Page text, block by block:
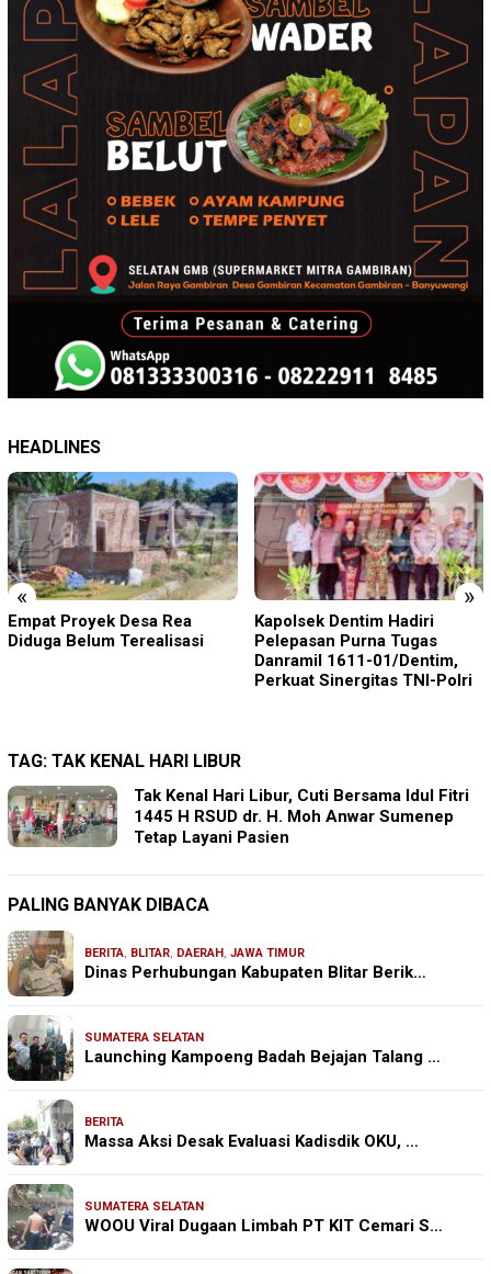
HEADLINES
« »
Kapolsek Dentim Hadiri
Pelepasan Purna Tugas
Polres Jember Masifkan
Edukasi Berkendara Aman di
Titik Rawan Kecelakaan
TAG: TAK KENAL HARI LIBUR
Tak Kenal Hari Libur, Cuti Bersama Idul Fitri
1445 H RSUD dr. H. Moh Anwar Sumenep
Tetap Layani Pasien
PALING BANYAK DIBACA
BERITA, BLITAR, DAERAH , JAWA TIMUR
Dinas Perhubungan Kabupaten Blitar Berik…
SUMATERA SELATAN
Launching Kampoeng Badah Bejajan Talang …
BERITA
Massa Aksi Desak Evaluasi Kadisdik OKU, …
SUMATERA SELATAN
WOOU Viral Dugaan Limbah PT KIT Cemari S…